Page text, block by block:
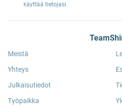
käyttää tietojasi.
Meistä
Yhteys
Julkaisutiedot
Työpaikka